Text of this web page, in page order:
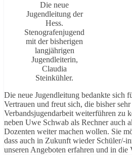
Die neue
Jugendleitung der
Hess.
Stenografenjugend
mit der bisherigen
langjährigen
Jugendleiterin,
Claudia
Steinkühler.
Die neue Jugendleitung bedankte sich
Vertrauen und freut sich, die bisher
Verbandsjugendarbeit weiterführen zu
neben Uwe Schwab als Rechner auch
Dozenten weiter machen wollen. Sie
dass auch in Zukunft wieder Schüler/-
unseren Angeboten erfahren und in die